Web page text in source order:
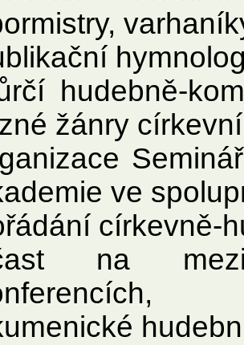
hudebně-
žánry
ve
církevně-
na